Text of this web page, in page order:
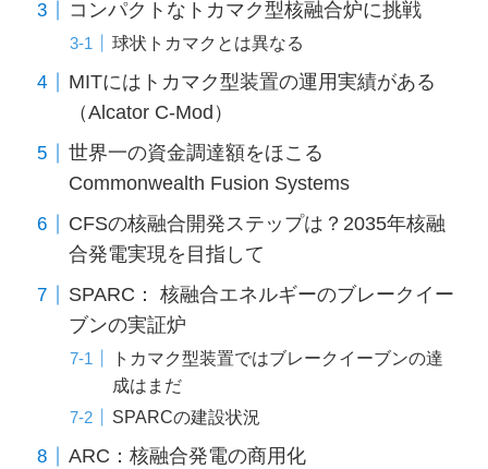
コンパクトなトカマク型核融合炉に挑戦
球状トカマクとは異なる
MITにはトカマク型装置の運用実績がある
（Alcator C-Mod）
世界一の資金調達額をほこる
Commonwealth Fusion Systems
CFSの核融合開発ステップは？2035年核融
合発電実現を目指して
SPARC： 核融合エネルギーのブレークイー
ブンの実証炉
トカマク型装置ではブレークイーブンの達
成はまだ
SPARCの建設状況
ARC：核融合発電の商用化